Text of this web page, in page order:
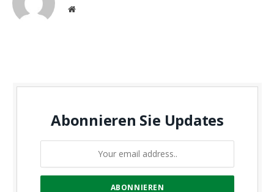
Website
Abonnieren Sie Updates